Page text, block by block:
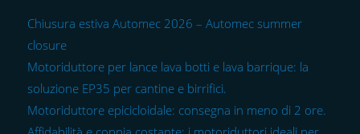
Chiusura estiva Automec 2026 – Automec summer
closure
Motoriduttore per lance lava botti e lava barrique: la
soluzione EP35 per cantine e birrifici.
Motoriduttore epicicloidale: consegna in meno di 2 ore.